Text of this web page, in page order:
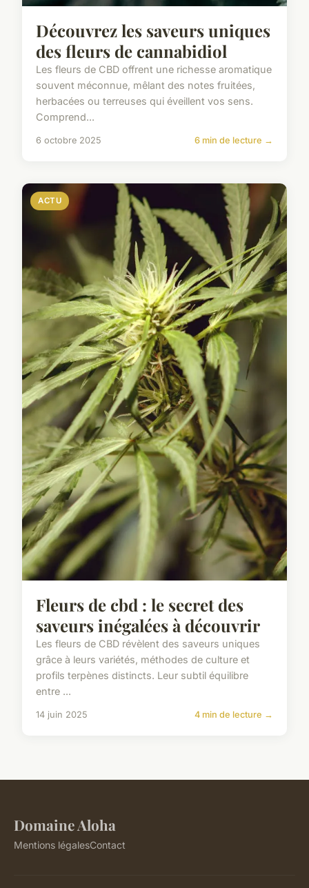
Découvrez les saveurs uniques
des fleurs de cannabidiol
Les fleurs de CBD offrent une richesse aromatique
souvent méconnue, mêlant des notes fruitées,
herbacées ou terreuses qui éveillent vos sens.
Comprend...
6 octobre 2025 6 min de lecture →
ACTU
Fleurs de cbd : le secret des
saveurs inégalées à découvrir
Les fleurs de CBD révèlent des saveurs uniques
grâce à leurs variétés, méthodes de culture et
profils terpènes distincts. Leur subtil équilibre
entre ...
14 juin 2025 4 min de lecture →
Domaine Aloha
Mentions légalesContact